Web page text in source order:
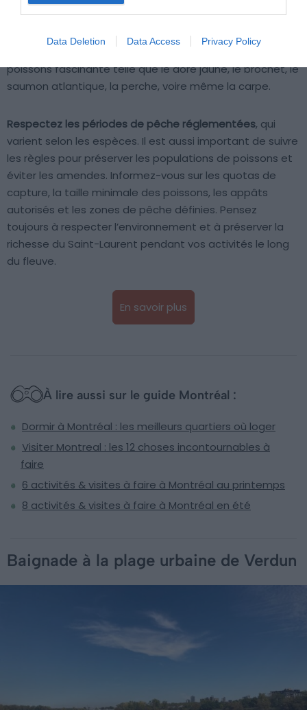
Data Deletion Data Access Privacy Policy
la pêcheau milieu duSaint-Laurent. N’oubliez pas
d’obtenir un permis de pêche délivré par les autorités
poissons fascinante telle que le doré jaune, le brochet, le
saumon atlantique, la perche, voire même la carpe.
Respectez les périodes de pêche réglementées, qui
varient selon les espèces. Il est aussi important de suivre
les règles pour préserver les populations de poissons et
éviter les amendes. Informez-vous sur les quotas de
capture, la taille minimale des poissons, les appâts
autorisés et les zones de pêche définies. Pensez
toujours à respecter l’environnement et à préserver la
richesse du Saint-Laurent pendant vos activités le long
du fleuve.
En savoir plus
À lire aussi sur le guide Montréal :
Dormir à Montréal : les meilleurs quartiers où loger
Visiter Montreal : les 12 choses incontournables à
faire
6 activités & visites à faire à Montréal au printemps
8 activités & visites à faire à Montréal en été
Baignade à la plage urbaine de Verdun